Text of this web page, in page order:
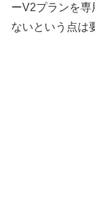
ーV2プランを専
ないという点は